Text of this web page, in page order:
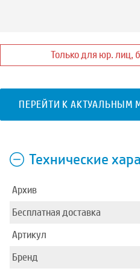
Только для юр. лиц,
ПЕРЕЙТИ К АКТУАЛЬНЫМ
Технические
Архив
Бесплатная доставка
Артикул
Бренд